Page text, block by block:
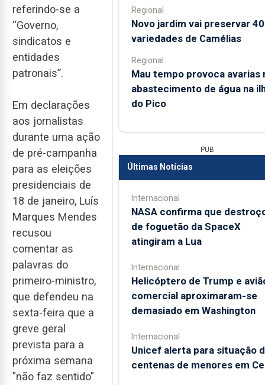
referindo-se a
“Governo,
sindicatos e
entidades
patronais”.
Em declarações
aos jornalistas
durante uma ação
de pré-campanha
para as eleições
presidenciais de
18 de janeiro, Luís
Marques Mendes
recusou
comentar as
palavras do
primeiro-ministro,
que defendeu na
sexta-feira que a
greve geral
prevista para a
próxima semana
"não faz sentido"
Regional
Novo jardim vai preservar
variedades de Camélias
Regional
Mau tempo provoca avarias
abastecimento de água na
do Pico
PUB
Últimas Notícias
Internacional
NASA confirma que
de foguetão da SpaceX
atingiram a Lua
Internacional
Helicóptero de Trump e
comercial aproximaram-se
demasiado em Washington
Internacional
Unicef alerta para situação
centenas de menores em